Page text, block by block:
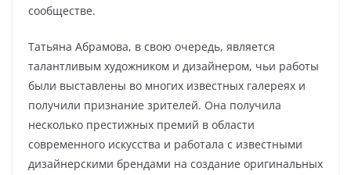
сообществе.
Татьяна Абрамова, в свою очередь, является
талантливым художником и дизайнером, чьи работы
были выставлены во многих известных галереях и
получили признание зрителей. Она получила
несколько престижных премий в области
современного искусства и работала с известными
дизайнерскими брендами на создание оригинальных